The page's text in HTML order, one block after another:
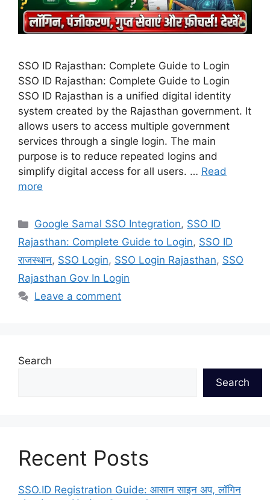
SSO ID Rajasthan: Complete Guide to Login
SSO ID Rajasthan: Complete Guide to Login
SSO ID Rajasthan is a unified digital identity
system created by the Rajasthan government. It
allows users to access multiple government
services through a single login. The main
purpose is to reduce repeated logins and
simplify digital access for all users. … Read
more
Categories
Google Samal SSO Integration, SSO ID
Rajasthan: Complete Guide to Login, SSO ID
राजस्थान, SSO Login, SSO Login Rajasthan, SSO
Rajasthan Gov In Login
Leave a comment
Search
Search
Recent Posts
SSO.ID Registration Guide: आसान साइन अप, लॉगिन